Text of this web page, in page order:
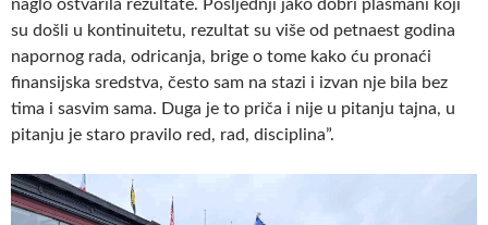
naglo ostvarila rezultate. Posljednji jako dobri plasmani koji
su došli u kontinuitetu, rezultat su više od petnaest godina
napornog rada, odricanja, brige o tome kako ću pronaći
finansijska sredstva, često sam na stazi i izvan nje bila bez
tima i sasvim sama. Duga je to priča i nije u pitanju tajna, u
pitanju je staro pravilo red, rad, disciplina”.